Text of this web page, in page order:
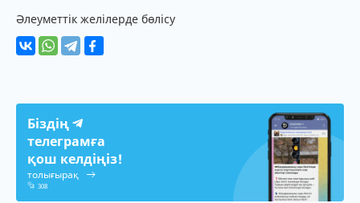
Әлеуметтік желілерде бөлісу
Біздің
телеграмға
қош келдіңіз!
толығырақ
308